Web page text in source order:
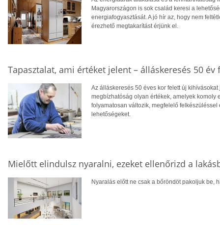
Magyarországon is sok család keresi a
energiafogyasztását. A jó hír az, hogy nem
érezhető megtakarítást érjünk el.
Tapasztalat, ami értéket jelent – álláskeresés 50 év
Az álláskeresés 50 éves kor felett új
megbízhatóság olyan értékek, amelyek komoly
folyamatosan változik, megfelelő
lehetőségeket.
Mielőtt elindulsz nyaralni, ezeket ellenőrizd a
Nyaralás előtt ne csak a bőröndöt pakoljuk be,